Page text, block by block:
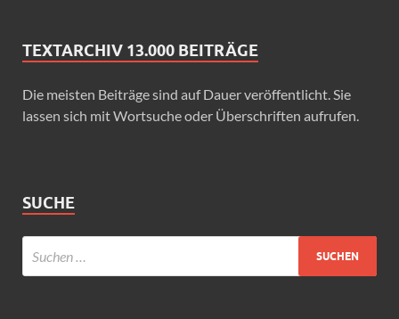
TEXTARCHIV 13.000 BEITRÄGE
Die meisten Beiträge sind auf Dauer veröffentlicht. Sie
lassen sich mit Wortsuche oder Überschriften aufrufen.
SUCHE